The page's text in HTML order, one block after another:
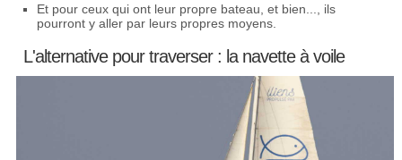
Et pour ceux qui ont leur propre bateau, et bien..., ils
pourront y aller par leurs propres moyens.
L'alternative pour traverser : la navette à voile